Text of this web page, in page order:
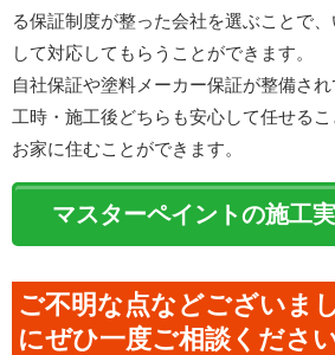
る保証制度が整った会社を選ぶことで
して対応してもらうことができます。
自社保証や塗料メーカー保証が整備さ
工時・施工後どちらも安心して任せる
お家に住むことができます。
マスターペイントの施工
ご不明な点などございま
にぜひ一度ご相談ください